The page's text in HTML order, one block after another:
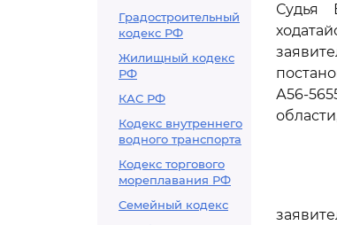
Градостроительный
кодекс РФ
Жилищный кодекс
РФ
КАС РФ
Кодекс внутреннего
водного транспорта
Кодекс торгового
мореплавания РФ
Семейный кодекс
Судья
А56-